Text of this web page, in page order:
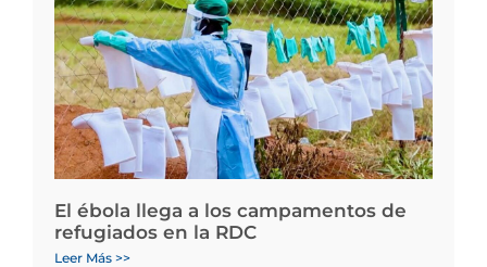
El ébola llega a los campamentos de
refugiados en la RDC
Leer Más >>